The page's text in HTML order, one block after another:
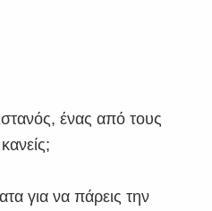
ένας από τους
για να πάρεις την